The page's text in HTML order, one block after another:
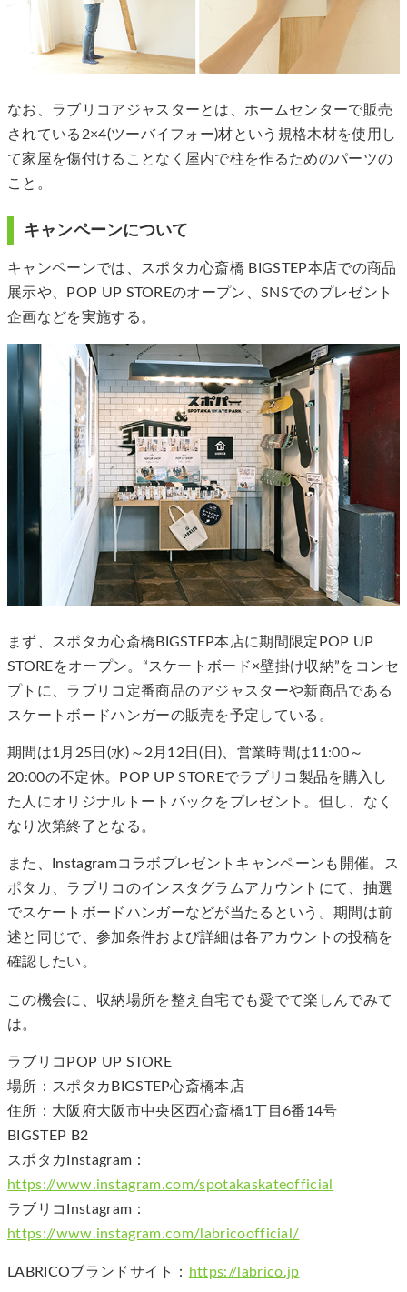
なお、ラブリコアジャスターとは、ホームセンターで販売
されている2×4(ツーバイフォー)材という規格木材を使用し
て家屋を傷付けることなく屋内で柱を作るためのパーツの
こと。
キャンペーンについて
キャンペーンでは、スポタカ心斎橋 BIGSTEP本店での商品
展示や、POP UP STOREのオープン、SNSでのプレゼント
企画などを実施する。
まず、スポタカ心斎橋BIGSTEP本店に期間限定POP UP
STOREをオープン。“スケートボード×壁掛け収納”をコンセ
プトに、ラブリコ定番商品のアジャスターや新商品である
スケートボードハンガーの販売を予定している。
期間は1月25日(水)～2月12日(日)、営業時間は11:00～
20:00の不定休。POP UP STOREでラブリコ製品を購入し
た人にオリジナルトートバックをプレゼント。但し、なく
なり次第終了となる。
また、Instagramコラボプレゼントキャンペーンも開催。ス
ポタカ、ラブリコのインスタグラムアカウントにて、抽選
でスケートボードハンガーなどが当たるという。期間は前
述と同じで、参加条件および詳細は各アカウントの投稿を
確認したい。
この機会に、収納場所を整え自宅でも愛でて楽しんでみて
は。
ラブリコPOP UP STORE
場所：スポタカBIGSTEP心斎橋本店
住所：大阪府大阪市中央区西心斎橋1丁目6番14号
BIGSTEP B2
スポタカInstagram：
https://www.instagram.com/spotakaskateofficial
ラブリコInstagram：
https://www.instagram.com/labricoofficial/
LABRICOブランドサイト： https://labrico.jp